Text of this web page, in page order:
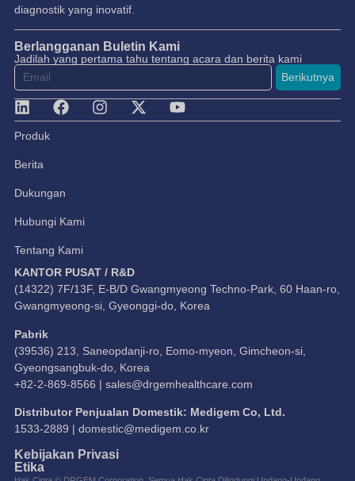
diagnostik yang inovatif.
Berlangganan Buletin Kami
Jadilah yang pertama tahu tentang acara dan berita kami
Berikutnya
Produk
Berita
Dukungan
Hubungi Kami
Tentang Kami
KANTOR PUSAT / R&D
(14322) 7F/13F, E-B/D Gwangmyeong Techno-Park, 60 Haan-ro,
Gwangmyeong-si, Gyeonggi-do, Korea
Pabrik
(39536) 213, Saneopdanji-ro, Eomo-myeon, Gimcheon-si,
Gyeongsangbuk-do, Korea
+82-2-869-8566 | sales@drgemhealthcare.com
Distributor Penjualan Domestik: Medigem Co, Ltd.
1533-2889 | domestic@medigem.co.kr
Kebijakan Privasi
Etika